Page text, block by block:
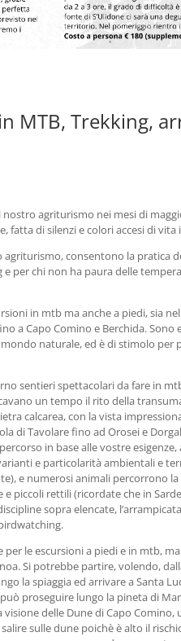
MTB, Trekking,
agriturismo nei mesi di
fatta di silenzi e colori accesi di
consentono la pratica
per chi non ha paura delle
in mtb ma anche a piedi, sia
a Capo Comino e Berchida. Sono
naturale, ed è di stimolo
sentieri spettacolari da fare in
un tempo il rito della
calcarea, con la vista
di Tavolare fino ad Orosei e
in base alle vostre
e particolarità ambientali e
e numerosi animali percorrono
e piccoli rettili (ricordate che in
sopra elencate,
le escursioni a piedi e in mtb,
Si potrebbe partire, volendo,
la spiaggia ed arrivare a Santa
proseguire lungo la pineta di
delle Dune di Capo
sulle dune poichè è alto il